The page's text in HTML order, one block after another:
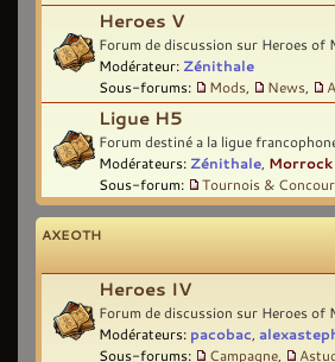
Heroes V
Forum de discussion sur Heroes of
Modérateur: Zénithale
Sous-forums:
Mods News
Ligue H5
Forum destiné a la ligue
Modérateurs: Zénithale Morrock
Sous-forum:
Tournois &
AXEOTH
Heroes IV
Forum de discussion sur Heroes of
Modérateurs: pacobac
Sous-forums:
Campagne